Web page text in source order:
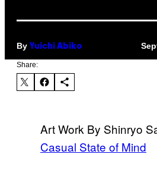
By Yuichi Abiko
Share:
Art Work By Shinryo
Casual State of Mind